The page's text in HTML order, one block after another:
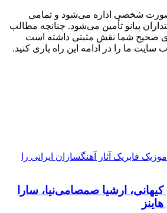
صورت شخصی اداره می‌شود و تمامی
پیانو تأمین می‌شود. چنانچه مطالب
صحیح شما نقش مثبتی داشته است
سایت ما را در ادامه این راه یاری کنید.
کیهانی، ارشیا صمصامی‌نیا، سارا